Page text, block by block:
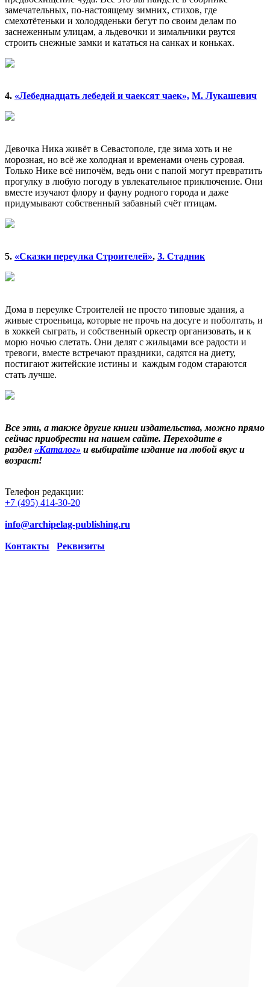
замечательных, по-настоящему зимних, стихов, где
смехотётеньки и холодяденьки бегут по своим делам по
заснеженным улицам, а льдевочки и зимальчики рвутся
строить снежные замки и кататься на санках и коньках.
4. «Лебеднадцать лебедей и чаексят чаек», М. Лукашевич
Девочка Ника живёт в Севастополе, где зима хоть и не
морозная, но всё же холодная и временами очень суровая.
Только Нике всё нипочём, ведь они с папой могут превратить
прогулку в любую погоду в увлекательное приключение. Они
вместе изучают флору и фауну родного города и даже
придумывают собственный забавный счёт птицам.
5. «Сказки переулка Строителей», З. Стадник
Дома в переулке Строителей не просто типовые здания, а
живые строеньица, которые не прочь на досуге и поболтать, и
в хоккей сыграть, и собственный оркестр организовать, и к
морю ночью слетать. Они делят с жильцами все радости и
тревоги, вместе встречают праздники, садятся на диету,
постигают житейские истины и каждым годом стараются
стать лучше.
Все эти, а также другие книги издательства, можно прямо
сейчас приобрести на нашем сайте. Переходите в
раздел «Каталог» и выбирайте издание на любой вкус и
возраст!
Телефон редакции:
+7 (495) 414-30-20
info@archipelag-publishing.ru
Контакты Реквизиты